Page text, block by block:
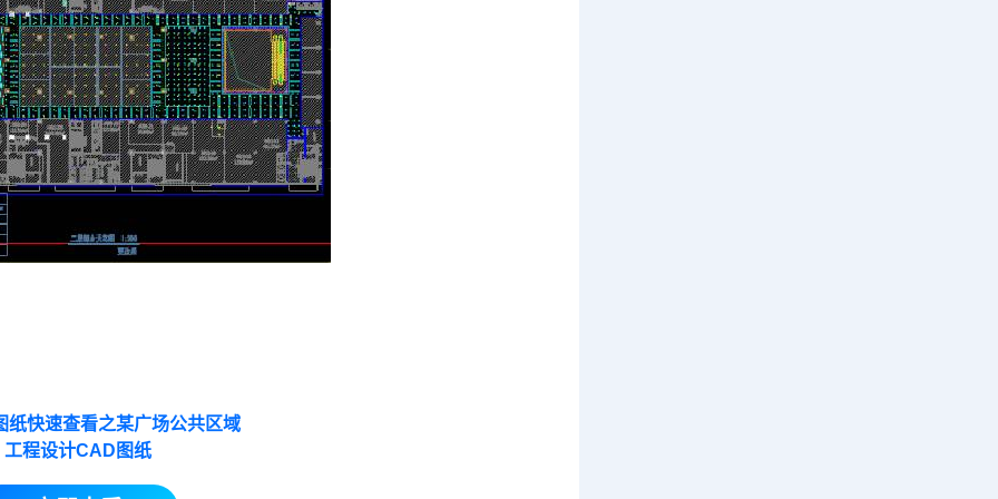
纸快速查看之某广场公共区域
工程设计CAD图纸